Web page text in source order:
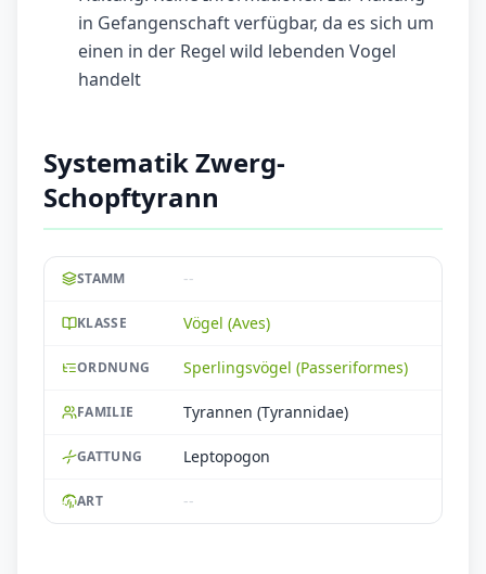
in Gefangenschaft verfügbar, da es sich um
einen in der Regel wild lebenden Vogel
handelt
Systematik Zwerg-
Schopftyrann
STAMM --
KLASSE Vögel (Aves)
ORDNUNG Sperlingsvögel (Passeriformes)
FAMILIE Tyrannen (Tyrannidae)
GATTUNG Leptopogon
ART --